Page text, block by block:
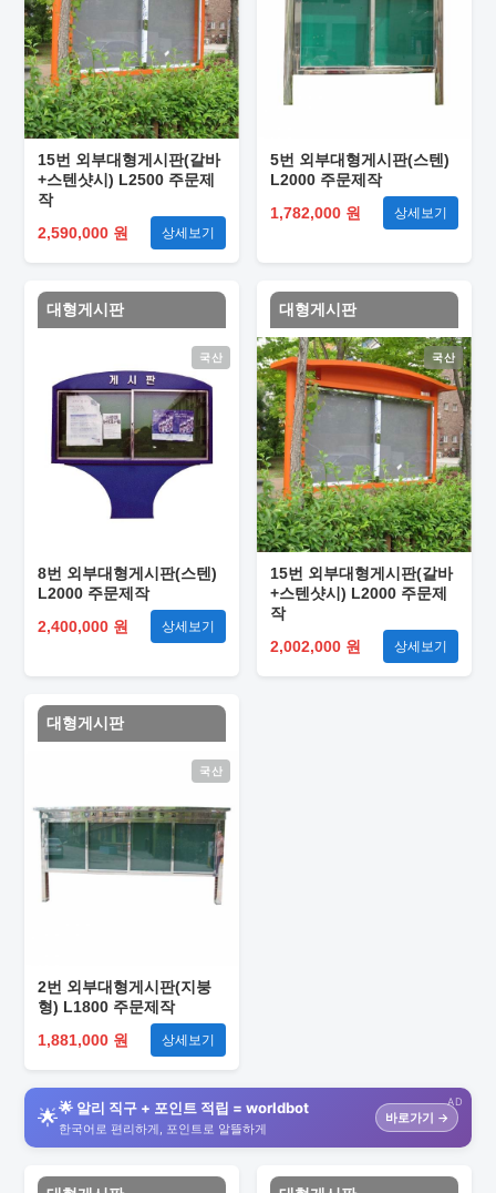
15번 외부대형게시판(갈바
+스텐샷시) L2500 주문제
작
2,590,000 원
상세보기
5번 외부대형게시판(스텐)
L2000 주문제작
1,782,000 원
상세보기
대형게시판
국산
8번 외부대형게시판(스텐)
L2000 주문제작
2,400,000 원
상세보기
대형게시판
국산
15번 외부대형게시판(갈바
+스텐샷시) L2000 주문제
작
2,002,000 원
상세보기
대형게시판
국산
2번 외부대형게시판(지붕
형) L1800 주문제작
1,881,000 원
상세보기
AD
🌟🌟 알리 직구 + 포인트 적립 = worldbot
한국어로 편리하게, 포인트로 알뜰하게
바로가기 →